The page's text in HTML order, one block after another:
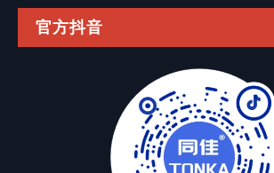
官方抖音